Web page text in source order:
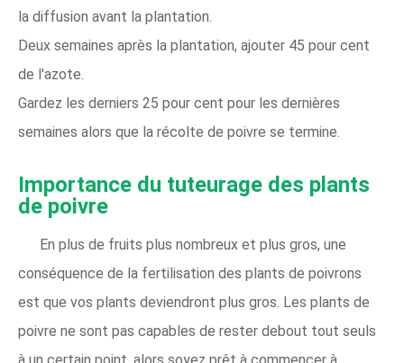
la diffusion avant la plantation.
Deux semaines après la plantation, ajouter 45 pour cent
de l'azote.
Gardez les derniers 25 pour cent pour les dernières
semaines alors que la récolte de poivre se termine.
Importance du tuteurage des plants
de poivre
En plus de fruits plus nombreux et plus gros, une
conséquence de la fertilisation des plants de poivrons
est que vos plants deviendront plus gros. Les plants de
poivre ne sont pas capables de rester debout tout seuls